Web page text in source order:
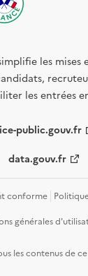
les mises
les entrées
public.gouv.fr
data.gouv.fr
conforme
générales
les contenus de